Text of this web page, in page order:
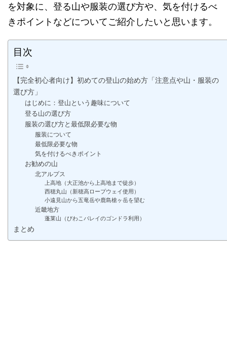
を対象に、登る山や服装の選び方や、気を付けるべ
きポイントなどについてご紹介したいと思います。
目次
【完全初心者向け】初めての登山の始め方「注意点や山・服装の
選び方」
はじめに：登山という趣味について
登る山の選び方
服装の選び方と最低限必要な物
服装について
最低限必要な物
気を付けるべきポイント
お勧めの山
北アルプス
上高地（大正池から上高地まで徒歩）
西穂丸山（新穂高ロープウェイ使用）
小遠見山から五竜岳や鹿島槍ヶ岳を望む
近畿地方
蓬莱山（びわこバレイのゴンドラ利用）
まとめ